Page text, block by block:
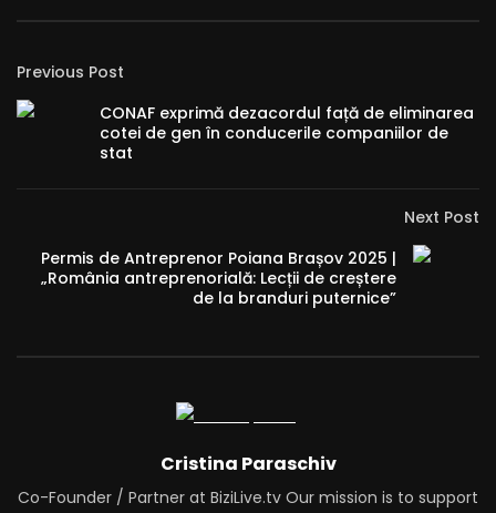
Previous Post
CONAF exprimă dezacordul față de eliminarea
cotei de gen în conducerile companiilor de
stat
Next Post
Permis de Antreprenor Poiana Brașov 2025 |
„România antreprenorială: Lecții de creștere
de la branduri puternice”
Cristina Paraschiv
Co-Founder / Partner at BiziLive.tv Our mission is to support